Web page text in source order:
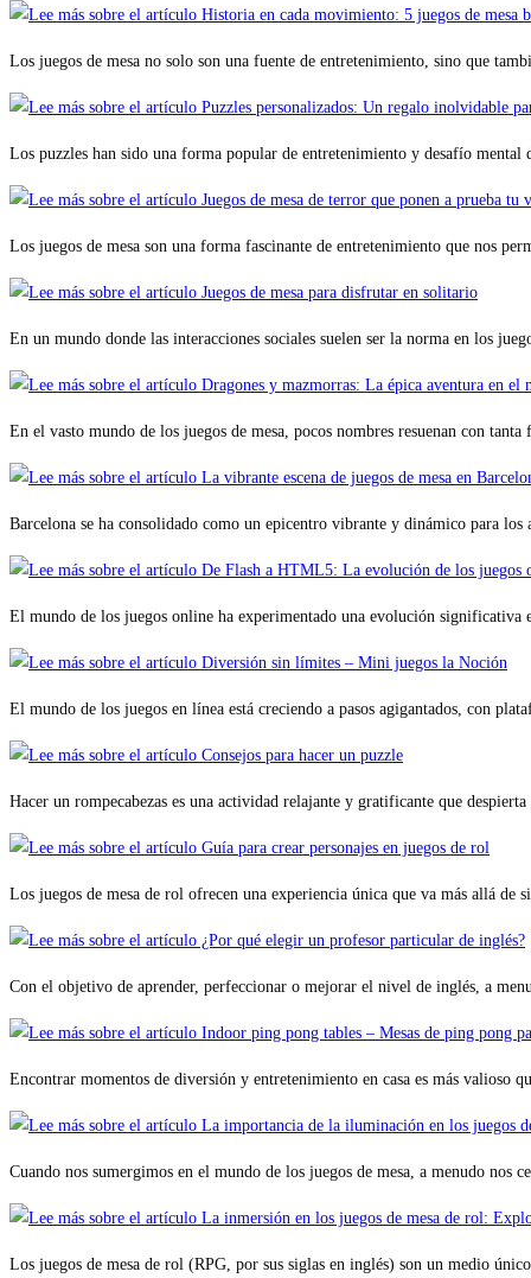
Los juegos de mesa no solo son una fuente de entretenimiento, sino que
Los puzzles han sido una forma popular de entretenimiento y desafío
Los juegos de mesa son una forma fascinante de entretenimiento que nos
En un mundo donde las interacciones sociales suelen ser la norma en los
En el vasto mundo de los juegos de mesa, pocos nombres resuenan con
Barcelona se ha consolidado como un epicentro vibrante y dinámico para
El mundo de los juegos online ha experimentado una evolución
El mundo de los juegos en línea está creciendo a pasos agigantados, con
Hacer un rompecabezas es una actividad relajante y gratificante que
Los juegos de mesa de rol ofrecen una experiencia única que va más allá
Con el objetivo de aprender, perfeccionar o mejorar el nivel de inglés, a
Encontrar momentos de diversión y entretenimiento en casa es más valioso
Cuando nos sumergimos en el mundo de los juegos de mesa, a menudo nos
Los juegos de mesa de rol (RPG, por sus siglas en inglés) son un medio